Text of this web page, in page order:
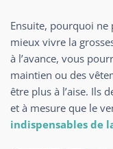
Ensuite, pourquoi ne
mieux vivre la
à l’avance, vous
maintien ou des
être plus à l’aise. Ils
et à mesure que le
indispensables de